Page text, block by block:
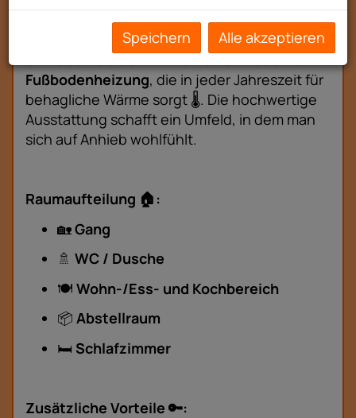
Ausstattung, die begeistert ✨
Genießen Sie den Komfort einermodernen
Fußbodenheizung, die in jeder Jahreszeit für
behagliche Wärme sorgt 🌡️. Die hochwertige
Ausstattung schafft ein Umfeld, in dem man
sich auf Anhieb wohlfühlt.
Raumaufteilung 🏠:
🏡Gang
🚿 WC / Dusche
🍽️ Wohn-/Ess- und Kochbereich
📦 Abstellraum
🛏️ Schlafzimmer
Zusätzliche Vorteile 🔑:
Speichern Alle akzeptieren